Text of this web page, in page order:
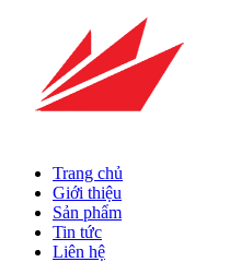
Trang chủ
Giới thiệu
Sản phẩm
Tin tức
Liên hệ